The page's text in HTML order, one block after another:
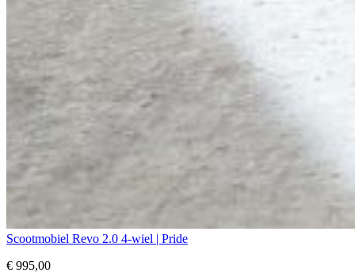
Scootmobiel Revo 2.0 4-wiel | Pride
€ 995,00